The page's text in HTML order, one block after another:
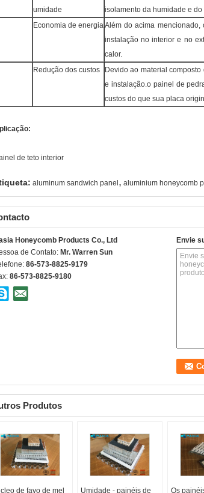
umidade
isolamento da humidade e
Economia de energiaAlém do acima
instalação no interior e no
calor.
Redução dos custos
Devido ao material
e instalação.o painel de
custos do que sua placa
de teto interior
aluminum sandwich panel , aluminium honeycomb
Honeycomb Products Co., Ltd
de Contato: Mr. Warren Sun
86-573-8825-9179
86-573-8825-9180
Envie
Produtos
de favo de mel Umidade - painéis de Os